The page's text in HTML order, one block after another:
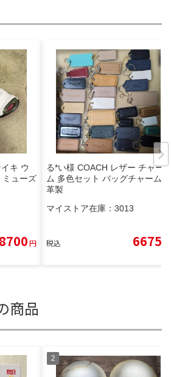
キ ウ
ミューズ
8700円
る*い様 COACH レザー チャー
ム 多色セット バッグチャーム
革製
マイストア在庫： 3013
税込 6675
商品